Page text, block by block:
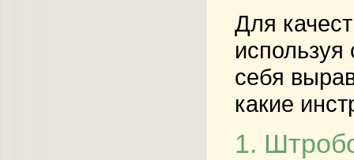
Для
себя
какие
1.